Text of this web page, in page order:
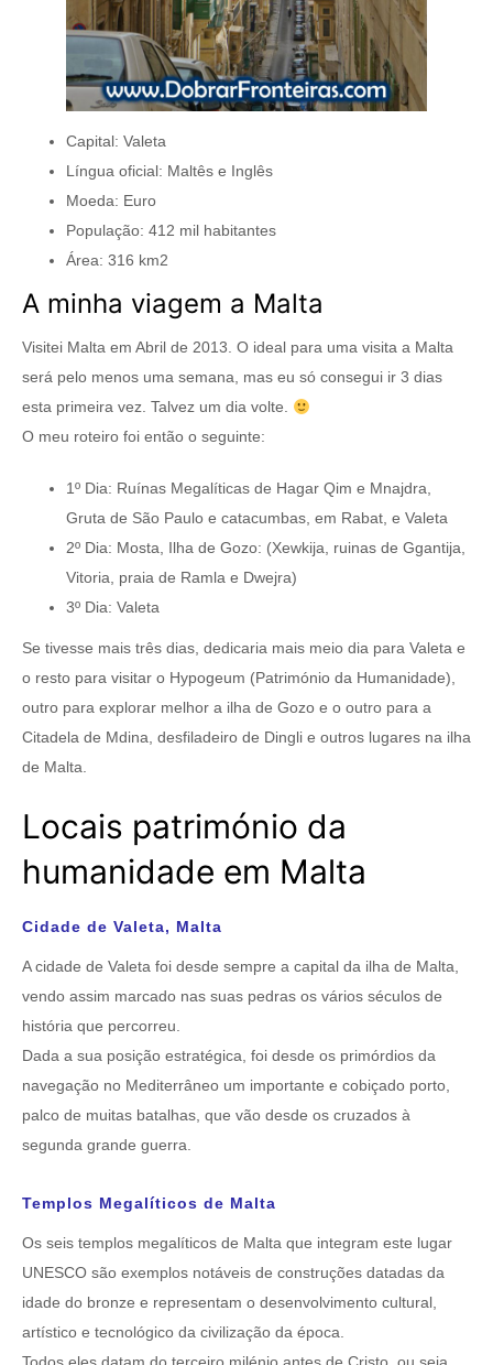
Capital: Valeta
Língua oficial: Maltês e Inglês
Moeda: Euro
População: 412 mil habitantes
Área: 316 km2
A minha viagem a Malta
Visitei Malta em Abril de 2013. O ideal para uma visita a Malta
será pelo menos uma semana, mas eu só consegui ir 3 dias
esta primeira vez. Talvez um dia volte.
O meu roteiro foi então o seguinte:
1º Dia: Ruínas Megalíticas de Hagar Qim e Mnajdra,
Gruta de São Paulo e catacumbas, em Rabat, e Valeta
2º Dia: Mosta, Ilha de Gozo: (Xewkija, ruinas de Ggantija,
Vitoria, praia de Ramla e Dwejra)
3º Dia: Valeta
Se tivesse mais três dias, dedicaria mais meio dia para Valeta e
o resto para visitar o Hypogeum (Património da Humanidade),
outro para explorar melhor a ilha de Gozo e o outro para a
Citadela de Mdina, desfiladeiro de Dingli e outros lugares na ilha
de Malta.
Locais património da
humanidade em Malta
Cidade de Valeta, Malta
A cidade de Valeta foi desde sempre a capital da ilha de Malta,
vendo assim marcado nas suas pedras os vários séculos de
história que percorreu.
Dada a sua posição estratégica, foi desde os primórdios da
navegação no Mediterrâneo um importante e cobiçado porto,
palco de muitas batalhas, que vão desde os cruzados à
segunda grande guerra.
Templos Megalíticos de Malta
Os seis templos megalíticos de Malta que integram este lugar
UNESCO são exemplos notáveis de construções datadas da
idade do bronze e representam o desenvolvimento cultural,
artístico e tecnológico da civilização da época.